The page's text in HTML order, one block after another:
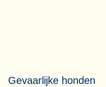
Gevaarlijke honden